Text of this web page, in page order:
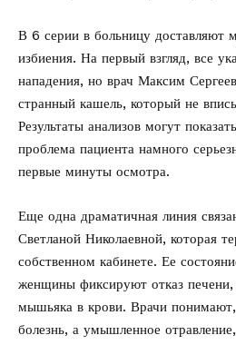
В 6 серии в больницу доставляют
избиения. На первый взгляд, все
нападения, но врач Максим
странный кашель, который не
Результаты анализов могут
проблема пациента намного
первые минуты осмотра.
Еще одна драматичная линия
Светланой Николаевной, которая
собственном кабинете. Ее
женщины фиксируют отказ
мышьяка в крови. Врачи
болезнь, а умышленное